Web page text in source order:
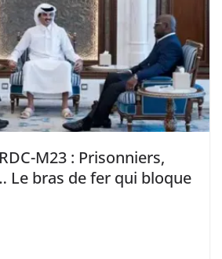
M23 : Prisonniers,
Le bras de fer qui bloque